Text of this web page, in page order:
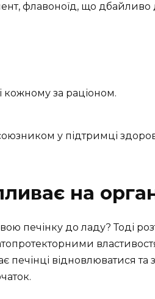
флавоноїд, що дбайливо
кожному за раціоном.
у підтримці
на
печінку до ладу? Тоді
відновлюватися та